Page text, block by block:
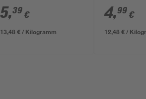
5,39 €
13,48 € / Kilogramm
4,99 €
12,48 € /